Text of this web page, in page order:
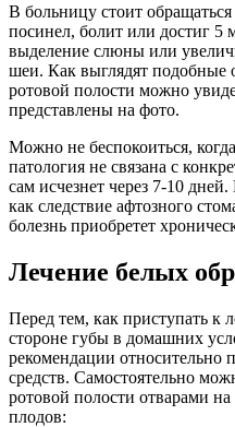
В больницу стоит
посинел, болит или достиг 5
выделение слюны или
шеи. Как выглядят подобные
ротовой полости можно
представлены на фото.
Можно не беспокоиться,
патология не связана с
сам исчезнет через 7-10
как следствие афтозного
болезнь приобретет
Лечение белых
Перед тем, как приступать
стороне губы в домашних
рекомендации относительно
средств. Самостоятельно
ротовой полости отварами
плодов: